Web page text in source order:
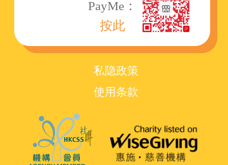
PayMe：
按此
私隐政策
使用条款